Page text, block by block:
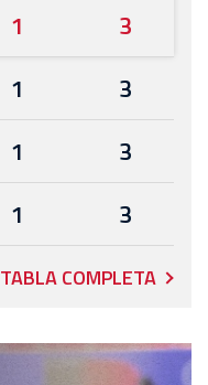
1
3
1
3
1
3
1 3
TABLA COMPLETA